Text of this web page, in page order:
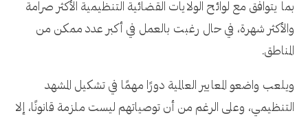
بما يتوافق مع لوائح الولايات القضائية التنظيمية الأكثر صرامة
والأكثر شهرة، في حال رغبت بالعمل في أكبر عدد ممكن من
المناطق.
ويلعب واضعو المعايير العالمية دورًا مهمًا في تشكيل المشهد
التنظيمي، وعلى الرغم من أن توصياتهم ليست ملزمة قانونًا، إلا